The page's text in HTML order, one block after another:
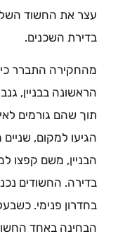
עצר את החשוד
בדירת השכנים.
מהחקירה התברר
הראשונה בבניין,
תוך שהם גורמים
הגיעו למקום,
הבניין, משם קפצו
בדירה. החשודים
בחדרון פנימי.
הבחינה באחד